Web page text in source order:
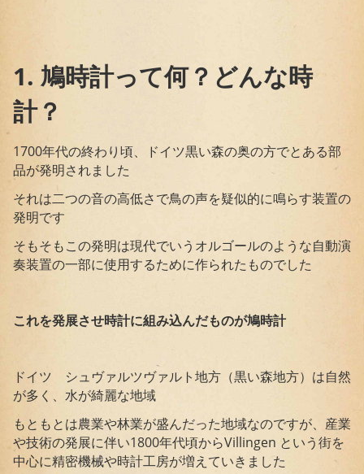
1. 鳩時計って何？どんな時
計？
1700年代の終わり頃、ドイツ黒い森の奥の方でとある部
品が発明されました
それは二つの音の高低さで鳥の声を疑似的に鳴らす装置の
発明です
そもそもこの発明は現代でいうオルゴールのような自動演
奏装置の一部に使用するために作られたものでした
これを発展させ時計に組み込んだものが鳩時計
ドイツ シュヴァルツヴァルト地方（黒い森地方）は自然
が多く、水が綺麗な地域
もともとは農業や林業が盛んだった地域なのですが、産業
や技術の発展に伴い1800年代頃からVillingen という街を
中心に精密機械や時計工房が増えていきました